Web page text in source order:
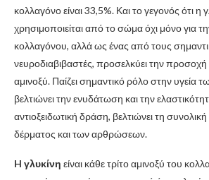
κολλαγόνο είναι 33,5%. Και το γεγονός ότι η
χρησιμοποιείται από το σώμα όχι μόνο για
κολλαγόνου, αλλά ως ένας από τους
νευροδιαβιβαστές, προσελκύει την
αμινοξύ. Παίζει σημαντικό ρόλο στην υγεία
βελτιώνει την ενυδάτωση και την
αντιοξειδωτική δράση, βελτιώνει τη
δέρματος και των αρθρώσεων.
H γλυκίνη είναι κάθε τρίτο αμινοξύ του